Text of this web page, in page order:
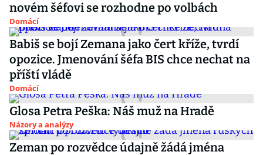
novém šéfovi se rozhodne po volbách
Domácí
Babiš se bojí Zemana jako čert kříže, tvrdí
opozice. Jmenování šéfa BIS chce nechat na
příští vládě
Domácí
Glosa Petra Peška: Náš muž na Hradě
Názory a analýzy
Zeman po rozvědce údajně žádá jména